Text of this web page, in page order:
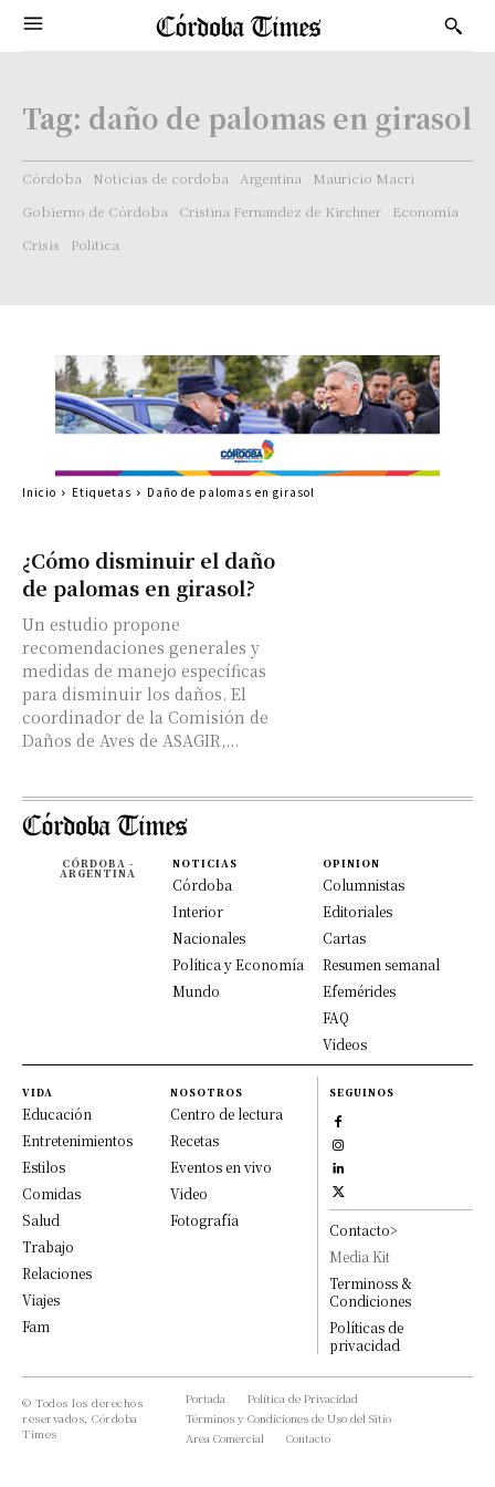
Tag: daño de palomas en girasol
Córdoba Noticias de cordoba Argentina
Mauricio Macri
Gobierno de Córdoba
Cristina Fernandez de Kirchner
Economía
Crisis
Politica
¿Cómo disminuir el daño
de palomas en girasol?
Un estudio propone
recomendaciones generales y
medidas de manejo específicas
para disminuir los daños. El
coordinador de la Comisión de
Daños de Aves de ASAGIR,...
Inicio Etiquetas Daño de palomas en girasol
CÓRDOBA -
ARGENTINA
NOTICIAS
Córdoba
Interior
Nacionales
Política y Economía
Mundo
OPINION
Columnistas
Editoriales
Cartas
Resumen semanal
Efemérides
FAQ
Videos
VIDA
Educación
Entretenimientos
Estilos
Comidas
Salud
Trabajo
Relaciones
Viajes
Fam
NOSOTROS
Centro de lectura
Recetas
Eventos en vivo
Video
Fotografía
SEGUINOS
Contacto>
Media Kit
Terminoss &
Condiciones
Políticas de
privacidad
© Todos los derechos
reservados, Córdoba
Times
Portada
Política de Privacidad
Términos y Condiciones de Uso del Sitio
Area Comercial
Contacto